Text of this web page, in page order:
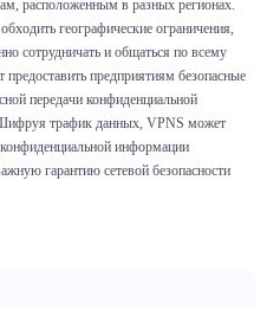
расположенным в разных регионах.
географические ограничения,
сотрудничать и общаться по всему
предприятиям безопасные
передачи конфиденциальной
трафик данных, VPNS может
информации
гарантию сетевой безопасности